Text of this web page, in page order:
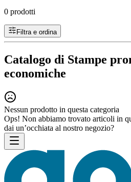
0 prodotti
Filtra e ordina
Catalogo di Stampe
economiche
Nessun prodotto in questa categoria
Ops! Non abbiamo trovato articoli in
dai un’occhiata al nostro negozio?